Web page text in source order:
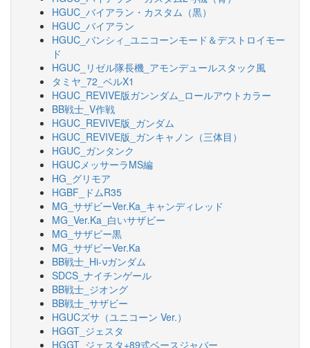
HGUC_バイアラン・カスタム（黒）
HGUC_バイアラン
HGUC_バンシィ_ユニコーンモード＆デストロイモー
ド
HGUC_リゼル隊長機_アモンデュールスタック風
タミヤ_72_ベルX1
HGUC_REVIVE版ガンンダム_ロールアウトカラー
BB戦士_V作戦
HGUC_REVIVE版_ガンダム
HGUC_REVIVE版_ガンキャノン（三体目）
HGUC_ガンタンク
HGUCメッサーラMS編
HG_グリモア
HGBF_ドムR35
MG_サザビーVer.Ka_キャンディレッド
MG_Ver.Ka_白いサザビー
MG_サザビー黒
MG_サザビーVer.Ka
BB戦士_Hi-νガンダム
SDCS_ナイチンゲール
BB戦士_ジオング
BB戦士_サザビー
HGUCズサ（ユニコーン Ver.）
HGGT_ジェスタ
HGGT_ジェスタ+89式ベースジャバー